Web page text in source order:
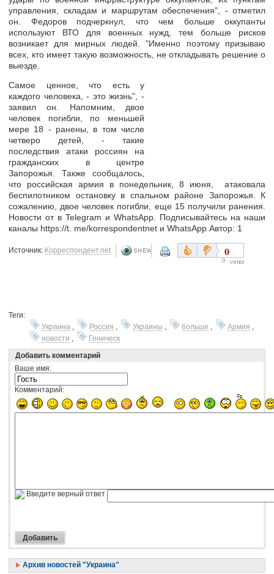
управления, складам и маршрутам обеспечения", - отметил
он. Федоров подчеркнул, что чем больше оккупанты
используют ВТО для военных нужд, тем больше рисков
возникает для мирных людей. "Именно поэтому призываю
всех, кто имеет такую возможность, не откладывать решение о
выезде.
Самое ценное, что есть у
каждого человека, - это жизнь", -
заявил он. Напомним, двое
человек погибли, по меньшей
мере 18 - ранены, в том числе
четверо детей, - такие
последствия атаки россиян на
гражданских в центре
Запорожья. Также сообщалось,
что российская армия в понедельник, 8 июня, атаковала
беспилотником остановку в спальном районе Запорожья. К
сожалению, двое человек погибли, еще 15 получили ранения.
Новости от в Telegram и WhatsApp. Подписывайтесь на наши
каналы https://t. me/korrespondentnet и WhatsApp Автор: 1
Источник: Корреспондент.net 0
0
Теги:
Украина
Россия Украины больше Армия
новости
Геническ
Добавить комментарий
Ваше имя:
Комментарий:
Введите верный ответ
Архив новостей "Украина"